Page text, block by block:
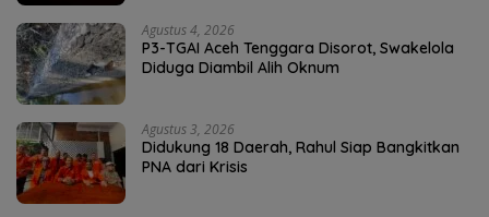
Agustus 4, 2026
P3-TGAI Aceh Tenggara Disorot, Swakelola
Diduga Diambil Alih Oknum
Agustus 3, 2026
Didukung 18 Daerah, Rahul Siap Bangkitkan
PNA dari Krisis